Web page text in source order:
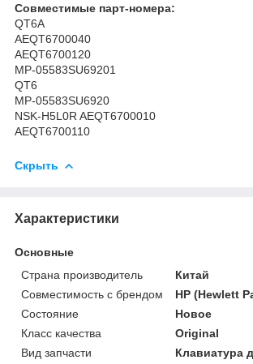
Совместимые парт-номера:
QT6A
AEQT6700040
AEQT6700120
MP-05583SU69201
QT6
MP-05583SU6920
NSK-H5L0R AEQT6700010
AEQT6700110
Скрыть
Характеристики
Основные
Страна производитель
Китай
Совместимость с брендом
HP (Hewlett
Состояние
Новое
Класс качества
Original
Вид запчасти
Клавиатура